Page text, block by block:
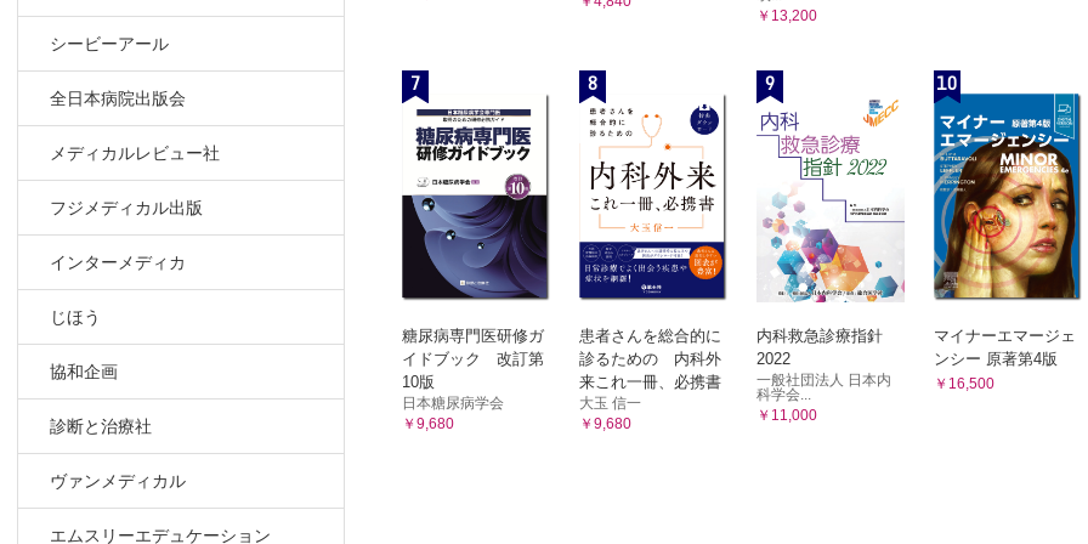
シービーアール
全日本病院出版会
メディカルレビュー社
フジメディカル出版
インターメディカ
じほう
協和企画
診断と治療社
ヴァンメディカル
エムスリーエデュケーション
￥13,200
7
糖尿病専門医研修ガ
イドブック 改訂第
10版
日本糖尿病学会
￥9,680
8
患者さんを総合的に
診るための 内科外
来これ一冊、必携書
大玉 信一
￥9,680
9
内科救急診療指針
2022
一般社団法人 日本内
科学会...
￥11,000
10
マイナーエマージェ
ンシー 原著第4版
￥16,500